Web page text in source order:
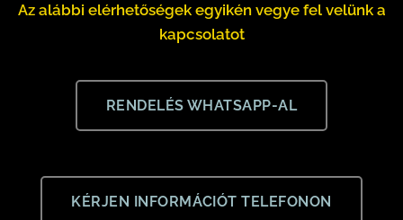
Az alábbi elérhetőségek egyikén vegye fel velünk a
kapcsolatot
RENDELÉS WHATSAPP-AL
KÉRJEN INFORMÁCIÓT TELEFONON